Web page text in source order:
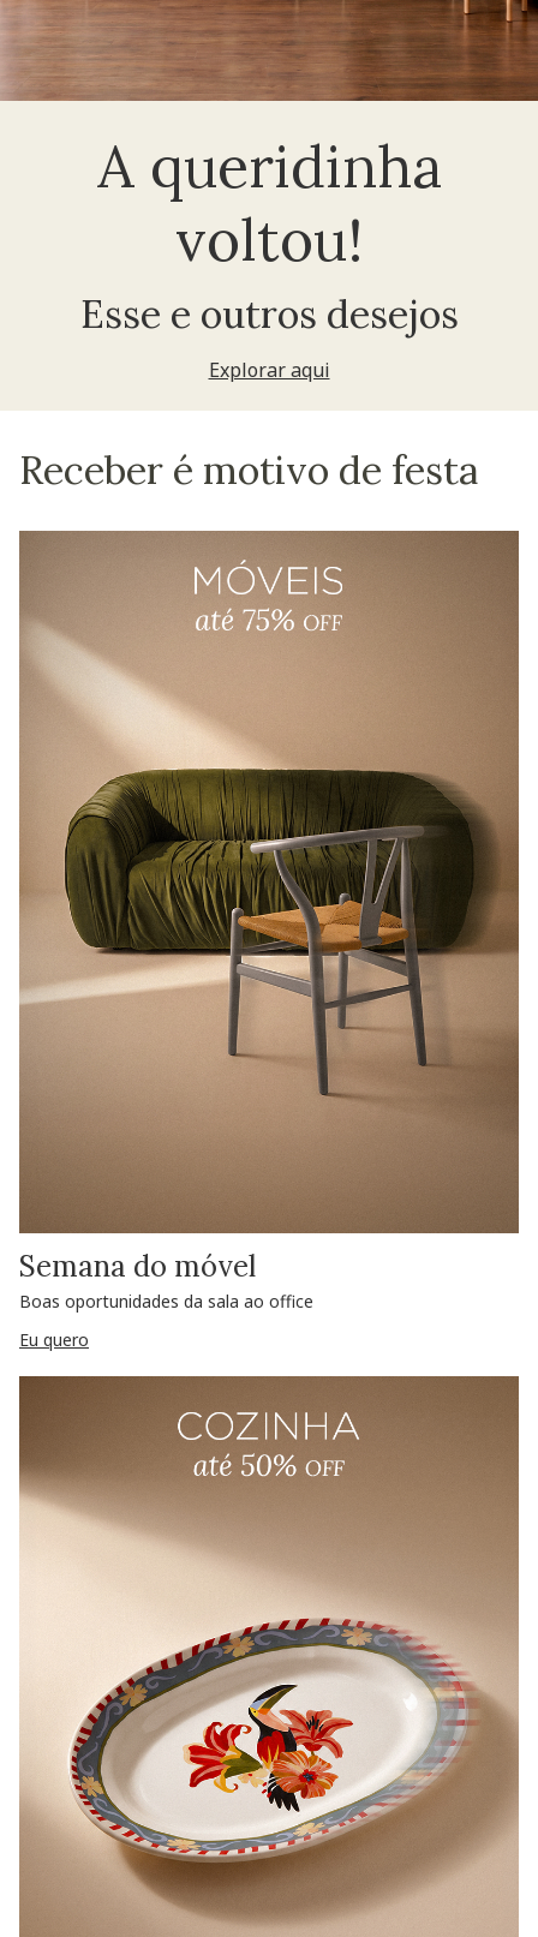
A queridinha
voltou!
Esse e outros desejos
Explorar aqui
Receber é motivo de festa
Semana do móvel
Boas oportunidades da sala ao office
Eu quero